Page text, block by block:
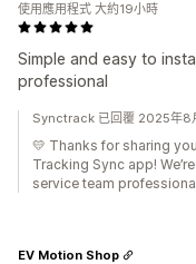
Simple and easy to
professional
使用應用程式 大約19小時
Synctrack 已回覆 2025年8
💛 Thanks for sharing
Tracking Sync app!
service team
EV Motion Shop